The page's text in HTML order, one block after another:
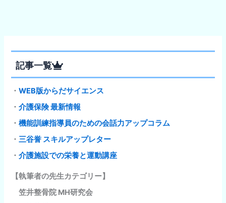
記事一覧
・WEB版からだサイエンス
・介護保険 最新情報
・機能訓練指導員のための会話力アップコラム
・三谷誉 スキルアップレター
・介護施設での栄養と運動講座
【執筆者の先生カテゴリー】
笠井整骨院 MH研究会